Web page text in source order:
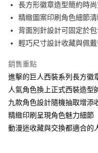
街口支付
悠遊付
AFTEE先享後付
相關說明
AFTEE先享後付是「在收到商
便利好安心！
１．簡單：不需註冊會員、不
２．便利：只要手機號碼，簡
３．安心：先確認商品／服務後
ATM付款
運送方式
全家付款取貨
每筆NT$60，滿NT$499(含
長方形徽章造型簡約時
精緻圖案印刷角色細節
背面別針設計可固定於
輕巧尺寸設計收藏與佩
銷售重點
進擊的巨人西裝系列長方徽
人氣角色換上正式西裝造型
九款角色設計隨機抽取增添
精緻印刷呈現角色魅力細節
動漫迷收藏與交換都適合的